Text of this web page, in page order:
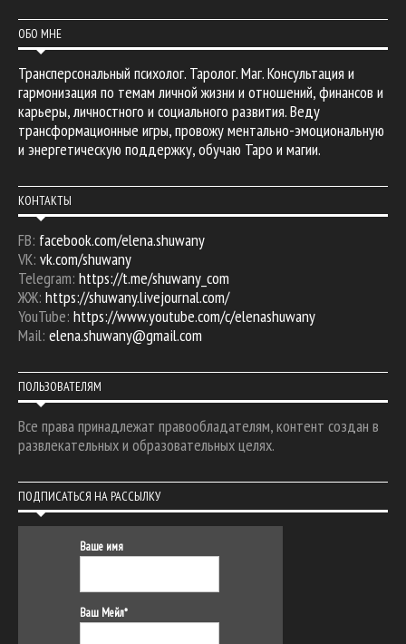
ОБО МНЕ
Трансперсональный психолог. Таролог. Маг. Консультация и
гармонизация по темам личной жизни и отношений, финансов и
карьеры, личностного и социального развития. Веду
трансформационные игры, провожу ментально-эмоциональную
и энергетическую поддержку, обучаю Таро и магии.
КОНТАКТЫ
FB: facebook.com/elena.shuwany
VK: vk.com/shuwany
Telegram: https://t.me/shuwany_com
ЖЖ: https://shuwany.livejournal.com/
YouTube: https://www.youtube.com/c/elenashuwany
Mail: elena.shuwany@gmail.com
ПОЛЬЗОВАТЕЛЯМ
Все права принадлежат правообладателям, контент создан в
развлекательных и образовательных целях.
ПОДПИСАТЬСЯ НА РАССЫЛКУ
Ваше имя
Ваш Мейл*